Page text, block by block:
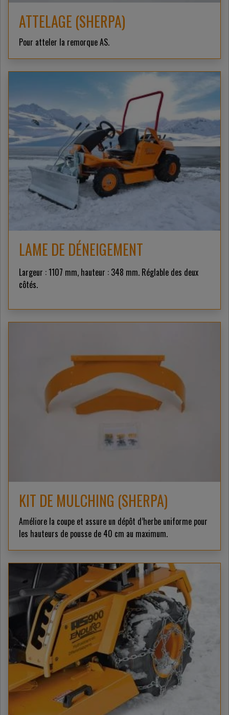
ATTELAGE (SHERPA)
Pour atteler la remorque AS.
LAME DE DÉNEIGEMENT
Largeur : 1107 mm, hauteur : 348 mm. Réglable des deux
côtés.
KIT DE MULCHING (SHERPA)
Améliore la coupe et assure un dépôt d’herbe uniforme pour
les hauteurs de pousse de 40 cm au maximum.